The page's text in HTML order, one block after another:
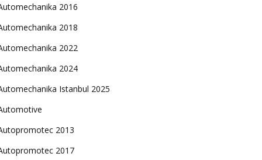
2016
2018
2022
2024
Istanbul 2025
2013
2017